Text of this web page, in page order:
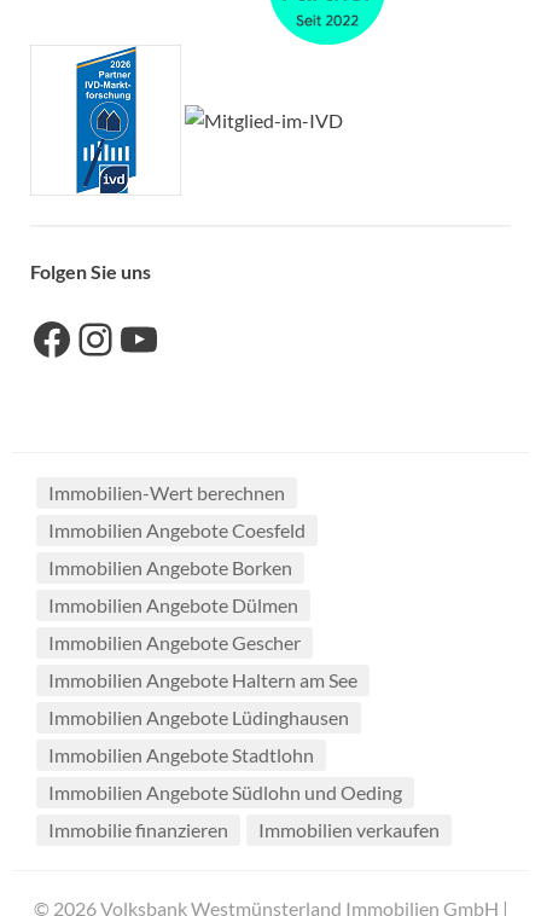
Folgen Sie uns
Link zu unserer Facebook-Seite Link zu unseres Instagram-Accounts
Immobilien-Wert berechnen
Immobilien Angebote Coesfeld
Immobilien Angebote Borken
Immobilien Angebote Dülmen
Immobilien Angebote Gescher
Immobilien Angebote Haltern am See
Immobilien Angebote Lüdinghausen
Immobilien Angebote Stadtlohn
Immobilien Angebote Südlohn und Oeding
Immobilie finanzieren
Immobilien verkaufen
© 2026 Volksbank Westmünsterland Immobilien GmbH |